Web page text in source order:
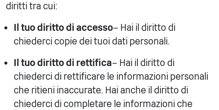
diritti tra cui:
Il tuo diritto di accesso– Hai il diritto di
chiederci copie dei tuoi dati personali.
Il tuo diritto di rettifica– Hai il diritto di
chiederci di rettificare le informazioni personali
che ritieni inaccurate. Hai anche il diritto di
chiederci di completare le informazioni che